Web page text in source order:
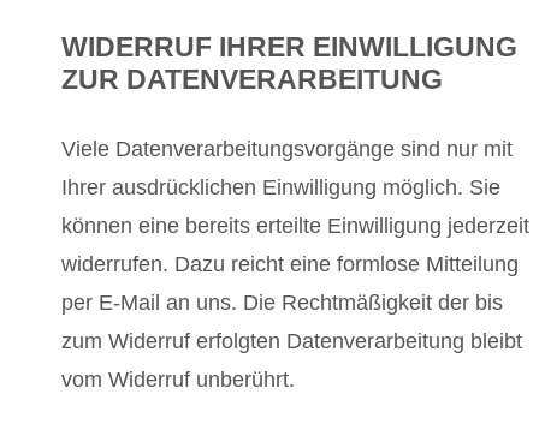
WIDERRUF IHRER EINWILLIGUNG
ZUR DATENVERARBEITUNG
Viele Datenverarbeitungsvorgänge sind nur mit
Ihrer ausdrücklichen Einwilligung möglich. Sie
können eine bereits erteilte Einwilligung jederzeit
widerrufen. Dazu reicht eine formlose Mitteilung
per E-Mail an uns. Die Rechtmäßigkeit der bis
zum Widerruf erfolgten Datenverarbeitung bleibt
vom Widerruf unberührt.